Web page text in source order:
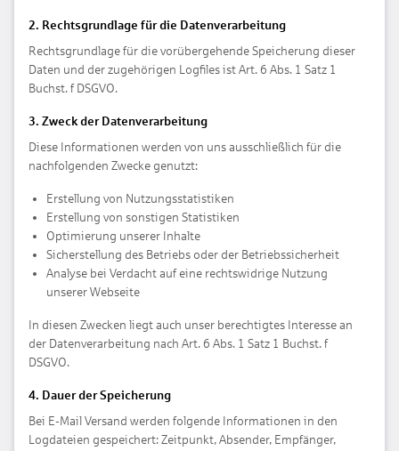
2. Rechtsgrundlage für die Datenverarbeitung
Rechtsgrundlage für die vorübergehende Speicherung dieser
Daten und der zugehörigen Logfiles ist Art. 6 Abs. 1 Satz 1
Buchst. f DSGVO.
3. Zweck der Datenverarbeitung
Diese Informationen werden von uns ausschließlich für die
nachfolgenden Zwecke genutzt:
Erstellung von Nutzungsstatistiken
Erstellung von sonstigen Statistiken
Optimierung unserer Inhalte
Sicherstellung des Betriebs oder der Betriebssicherheit
Analyse bei Verdacht auf eine rechtswidrige Nutzung
unserer Webseite
In diesen Zwecken liegt auch unser berechtigtes Interesse an
der Datenverarbeitung nach Art. 6 Abs. 1 Satz 1 Buchst. f
DSGVO.
4. Dauer der Speicherung
Bei E-Mail Versand werden folgende Informationen in den
Logdateien gespeichert: Zeitpunkt, Absender, Empfänger,